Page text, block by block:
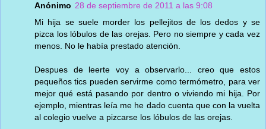
Anónimo 28 de septiembre de 2011 a las 9:08
Mi hija se suele morder los pellejitos de los dedos y se
pizca los lóbulos de las orejas. Pero no siempre y cada vez
menos. No le había prestado atención.
Despues de leerte voy a observarlo... creo que estos
pequeños tics pueden servirme como termómetro, para ver
mejor qué está pasando por dentro o viviendo mi hija. Por
ejemplo, mientras leía me he dado cuenta que con la vuelta
al colegio vuelve a pizcarse los lóbulos de las orejas.